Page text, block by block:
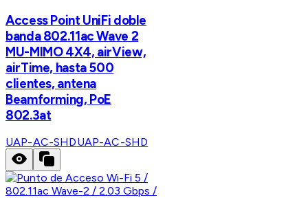
Access Point UniFi doble
banda 802.11ac Wave 2
MU-MIMO 4X4, airView,
airTime, hasta 500
clientes, antena
Beamforming, PoE
802.3at
UAP-AC-SHDUAP-AC-SHD